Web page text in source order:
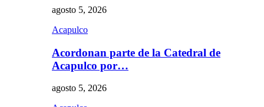
agosto 5, 2026
Acapulco
Acordonan parte de la Catedral de
Acapulco por…
agosto 5, 2026